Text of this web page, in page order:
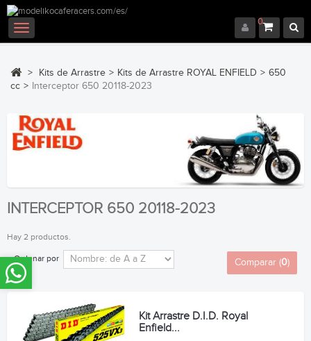
0
Navegación
Toggle
> Kits de Arrastre > Kits de Arrastre ROYAL ENFIELD > 650
cc > Interceptor 650 20118-2023
INTERCEPTOR 650 20118-2023
Hay 2 productos.
Ordenar por Comparar (0)
Kit Arrastre D.I.D. Royal
Enfield...